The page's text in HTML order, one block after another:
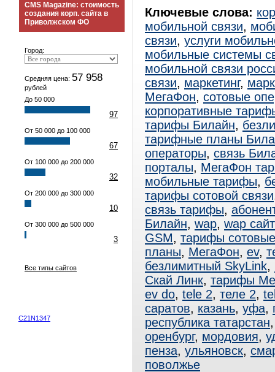
CMS Magazine: стоимость
создания корп. сайта в
Приволжском ФО
Город:
Средняя цена: 57 958
рублей
До 50 000
97
От 50 000 до 100 000
67
От 100 000 до 200 000
32
От 200 000 до 300 000
10
От 300 000 до 500 000
3
Все типы сайтов
C21N1347
Ключевые слова:
мобильной связи,
связи, услуги
мобильные системы
мобильной связи
связи, маркетинг,
МегаФон, сотовые
корпоративные
тарифы Билайн,
тарифные планы
операторы, связь
порталы, МегаФон
мобильные тарифы,
тарифы сотовой связи
связь тарифы,
Билайн, wap, wap
GSM, тарифы сотовые
планы, МегаФон, ev,
безлимитный SkyLink,
Скай Линк, тарифы
ev do, tele 2, теле 2,
саратов, казань, уфа,
республика татарстан
оренбург, мордовия,
пенза, ульяновск,
поволжье